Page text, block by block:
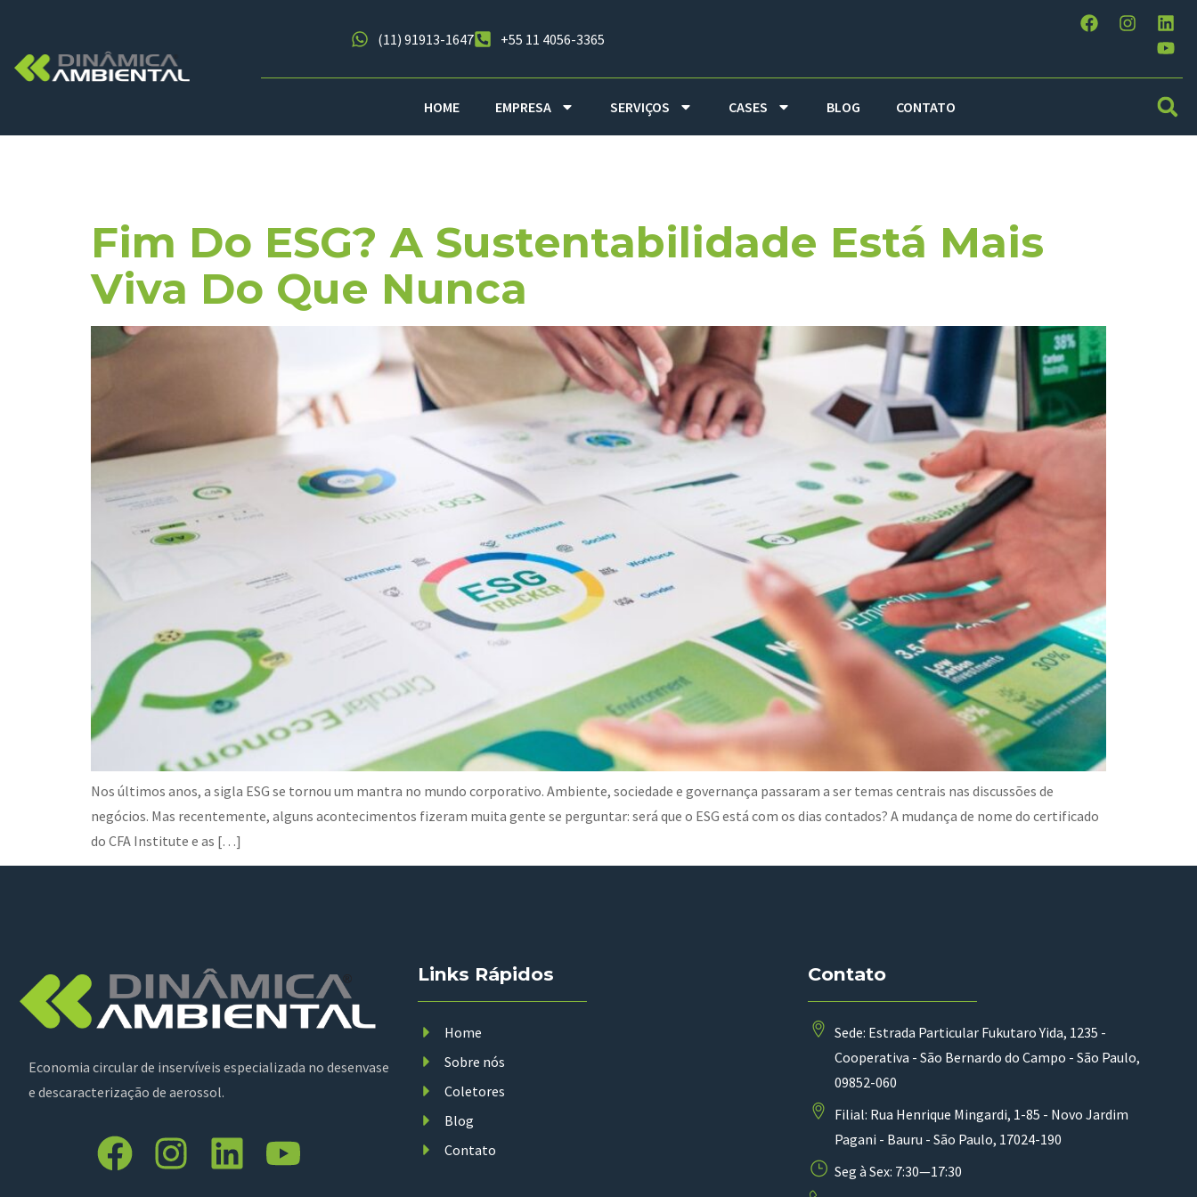
(11) 91913-1647 +55 11 4056-3365
HOME EMPRESA SERVIÇOS CASES BLOG CONTATO
Fim Do ESG? A Sustentabilidade Está Mais
Viva Do Que Nunca
Nos últimos anos, a sigla ESG se tornou um mantra no mundo corporativo. Ambiente, sociedade e governança passaram a ser temas centrais nas discussões de
negócios. Mas recentemente, alguns acontecimentos fizeram muita gente se perguntar: será que o ESG está com os dias contados? A mudança de nome do certificado
do CFA Institute e as […]
Economia circular de inservíveis especializada no desenvase
e descaracterização de aerossol.
Links Rápidos
Home
Sobre nós
Coletores
Blog
Contato
Contato
Sede: Estrada Particular Fukutaro Yida, 1235 -
Cooperativa - São Bernardo do Campo - São Paulo,
09852-060
Filial: Rua Henrique Mingardi, 1-85 - Novo Jardim
Pagani - Bauru - São Paulo, 17024-190
Seg à Sex: 7:30—17:30